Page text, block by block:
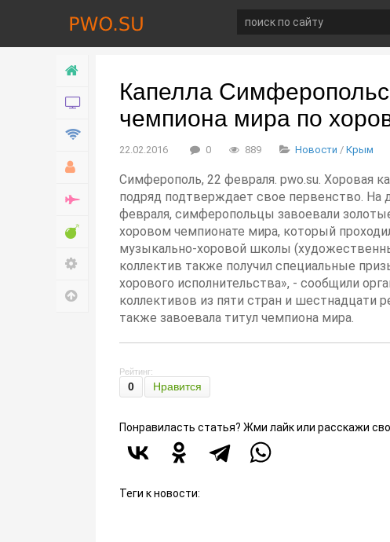
Новости
Война
Развлечение
Настройки
Наверх
Капелла
чемпиона мира по
22.02.2016 0 889 Новости / Крым
Симферополь, 22 февраля. pwo.su. Хоровая
подряд подтверждает свое первенство.
февраля, симферопольцы завоевали
хоровом чемпионате мира, который
музыкально-хоровой школы
коллектив также получил специальные
хорового исполнительства», - сообщили
коллективов из пяти стран и шестнадцати
также завоевала титул чемпиона мира.
Рейтинг:
0 Нравится
Понравиласть статья? Жми лайк или расскажи
Теги к новости: